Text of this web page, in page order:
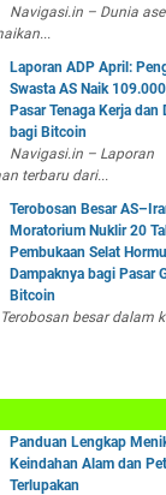
Navigasi.in – Dunia
Laporan ADP April:
Swasta AS Naik
Pasar Tenaga Kerja dan
bagi Bitcoin
Navigasi.in – Laporan
terbaru dari...
Terobosan Besar
Moratorium Nuklir 20
Pembukaan Selat
Dampaknya bagi Pasar
Bitcoin
besar dalam
Panduan Lengkap
Keindahan Alam dan
Terlupakan